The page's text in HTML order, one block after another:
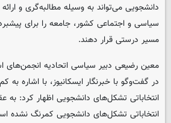
دانشجویی می‌تواند به وسیله مطالبه‌گری و
سیاسی و اجتماعی کشور، جامعه را برای
مسیر درستی قرار دهند.
معین رضیعی دبیر سیاسی اتحادیه انجمن‌های
در گفت‌وگو با خبرنگار ایسکانیوز، با اشاره
انتخاباتی تشکل‌های دانشجویی اظهار کرد: به
انتخاباتی تشکل‌های دانشجویی کمرنگ نشده